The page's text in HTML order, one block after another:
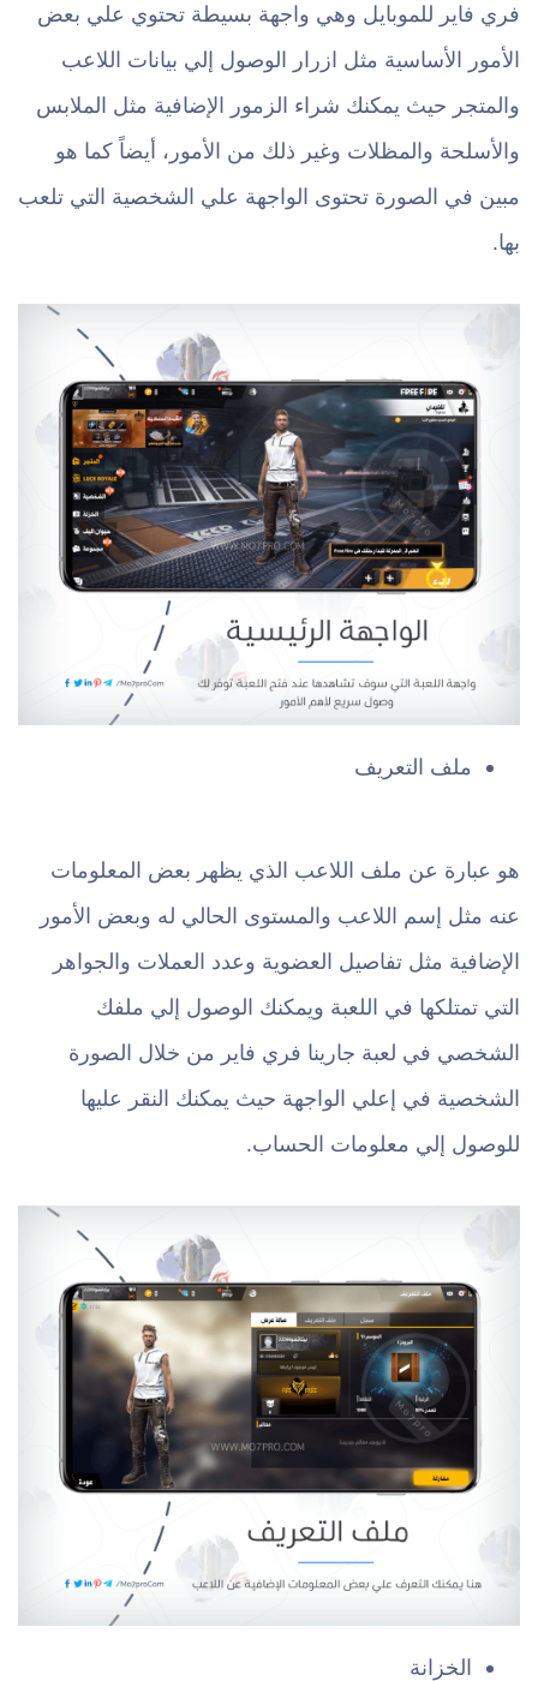
فري فاير للموبايل وهي واجهة بسيطة تحتوي علي بعض
الأمور الأساسية مثل ازرار الوصول إلي بيانات اللاعب
والمتجر حيث يمكنك شراء الزمور الإضافية مثل الملابس
والأسلحة والمظلات وغير ذلك من الأمور، أيضاً كما هو
مبين في الصورة تحتوى الواجهة علي الشخصية التي تلعب
بها.
ملف التعريف
هو عبارة عن ملف اللاعب الذي يظهر بعض المعلومات
عنه مثل إسم اللاعب والمستوى الحالي له وبعض الأمور
الإضافية مثل تفاصيل العضوية وعدد العملات والجواهر
التي تمتلكها في اللعبة ويمكنك الوصول إلي ملفك
الشخصي في لعبة جارينا فري فاير من خلال الصورة
الشخصية في إعلي الواجهة حيث يمكنك النقر عليها
للوصول إلي معلومات الحساب.
الخزانة